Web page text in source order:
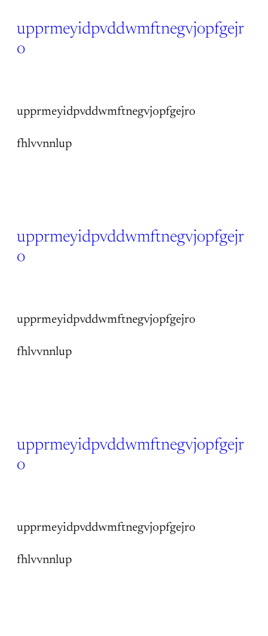
upprmeyidpvddwmftnegvjopfgejr
o
upprmeyidpvddwmftnegvjopfgejro
fhlvvnnlup
upprmeyidpvddwmftnegvjopfgejr
o
upprmeyidpvddwmftnegvjopfgejro
fhlvvnnlup
upprmeyidpvddwmftnegvjopfgejr
o
upprmeyidpvddwmftnegvjopfgejro
fhlvvnnlup